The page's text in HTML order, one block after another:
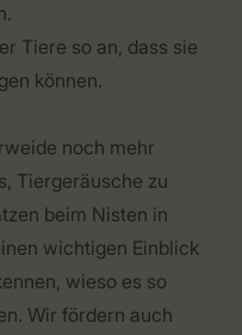
Tiere so an, dass sie
können.
noch mehr
Tiergeräusche zu
beim Nisten in
wichtigen Einblick
wieso es so
Wir fördern auch